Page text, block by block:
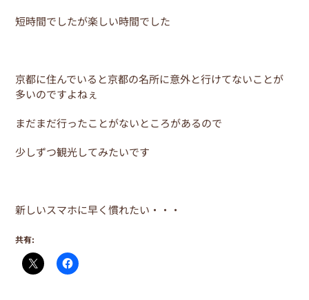
短時間でしたが楽しい時間でした
京都に住んでいると京都の名所に意外と行けてないことが
多いのですよねぇ
まだまだ行ったことがないところがあるので
少しずつ観光してみたいです
新しいスマホに早く慣れたい・・・
共有: